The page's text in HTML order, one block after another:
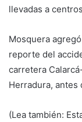
llevadas a
Mosquera
reporte del
carretera
Herradura, antes
(Lea también: